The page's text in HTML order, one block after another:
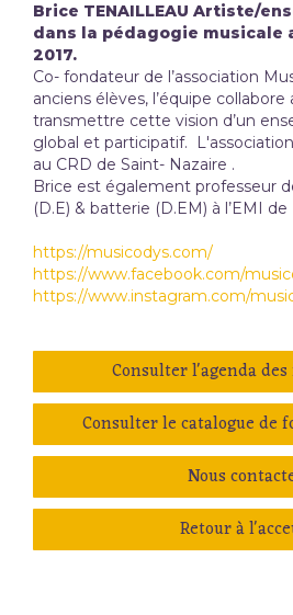
Brice TENAILLEAU Artiste/
dans la pédagogie musicale
2017.
Co- fondateur de l’association
anciens élèves, l’équipe collabore
transmettre cette vision d’un
global et participatif.
au CRD de Saint- Nazaire .
Brice est également professeur
(D.E) & batterie (D.EM) à l’EMI
https://musicodys.com/
https://www.facebook.com/
https://www.instagram.com/
Consulter l'agenda
Consulter le catalogue de
Nous
Retour à